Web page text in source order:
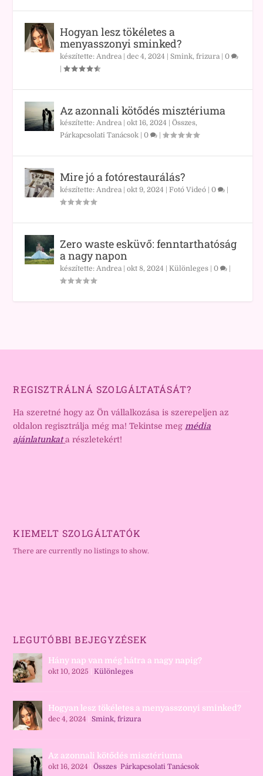
Hogyan lesz tökéletes a
menyasszonyi sminked?
készítette: Andrea |dec 4, 2024 |Smink, frizura |0
|
Az azonnali kötődés misztériuma
készítette: Andrea |okt 16, 2024 |Összes,
Párkapcsolati Tanácsok |0 |
Mire jó a fotórestaurálás?
készítette: Andrea |okt 9, 2024 |Fotó Videó |0 |
Zero waste esküvő: fenntarthatóság
a nagy napon
készítette: Andrea |okt 8, 2024 |Különleges |0 |
REGISZTRÁLNÁ SZOLGÁLTATÁSÁT?
Ha szeretné hogy az Ön vállalkozása is szerepeljen az
oldalon regisztrálja még ma! Tekintse meg média
ajánlatunkat a részletekért!
KIEMELT SZOLGÁLTATÓK
There are currently no listings to show.
LEGUTÓBBI BEJEGYZÉSEK
Hány nap van még hátra a nagy napig?
okt 10, 2025 |Különleges
Hogyan lesz tökéletes a menyasszonyi sminked?
dec 4, 2024 |Smink, frizura
Az azonnali kötődés misztériuma
okt 16, 2024 |Összes ,Párkapcsolati Tanácsok